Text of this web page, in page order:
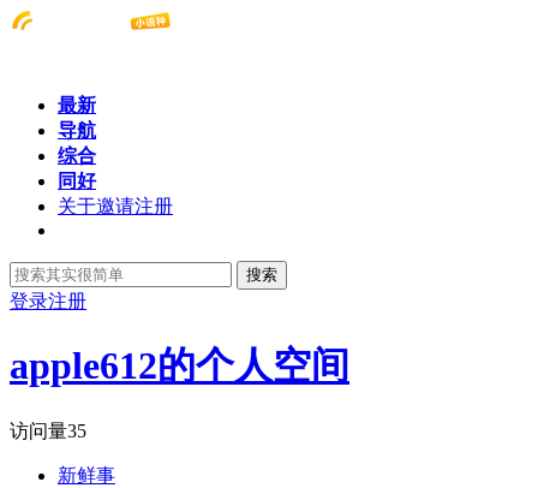
最新
导航
综合
同好
关于邀请注册
搜索
登录注册
apple612的个人空间
访问量35
新鲜事